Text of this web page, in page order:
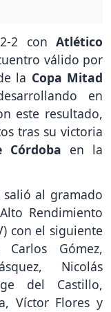
2 conAtlético
válido por
la Copa Mitad
en
este resultado,
tras su victoria
Córdoba en la
salió al gramado
Rendimiento
con el siguiente
Carlos Gómez,
Nicolás
del Castillo,
Víctor Flores y